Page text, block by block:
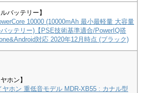
バッテリー】
10000 (10000mAh 最小最軽量 大容量
ッテリー)【PSE技術基準適合/PowerIQ搭
対応 2020年12月時点 (ブラック)
ホン】
ヤホン 重低音モデル MDR-XB55 : カナル型